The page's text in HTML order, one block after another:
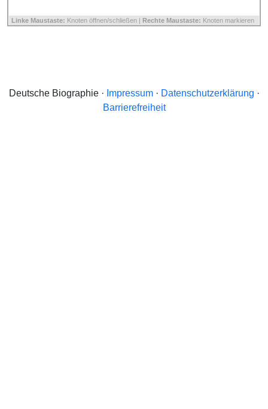
Linke Maustaste: Knoten öffnen/schließen | Rechte Maustaste: Knoten markieren
Deutsche Biographie · Impressum· Datenschutzerklärung ·
Barrierefreiheit